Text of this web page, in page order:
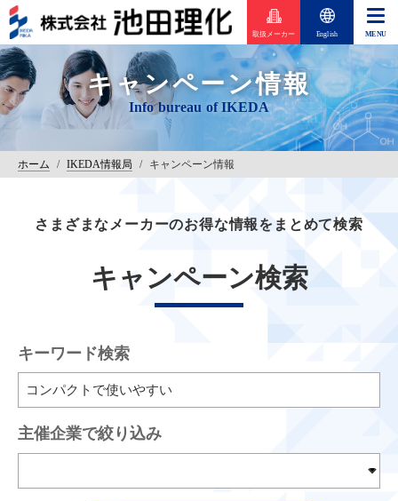
取扱メーカー English
キャンペーン情報
ホーム / IKEDA情報局 / キャンペーン情報
さまざまなメーカーのお得な情報をまとめて検索
キャンペーン検索
キーワード検索
主催企業で絞り込み